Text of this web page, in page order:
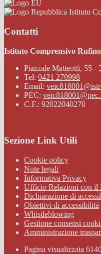
Istituto
Contatti
Istituto Comprensivo
Piazzale Matteotti, 55 -
Tel: 0421 270998
Email:
PEC:
C.F.: 92022040270
Sezione Link Utili
Cookie policy
Note legali
Informativa Privacy
Ufficio Relazioni con il
Dichiarazione di
Obiettivi di accessibilità
Whistleblowing
Gestione consensi
Amministrazione
Pagina visualizzata